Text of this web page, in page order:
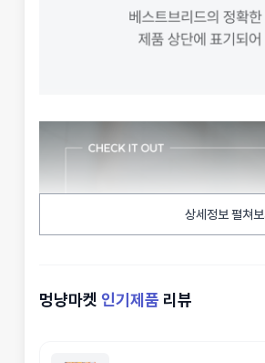
상세정보 펼쳐
멍냥마켓 인기제품 리뷰